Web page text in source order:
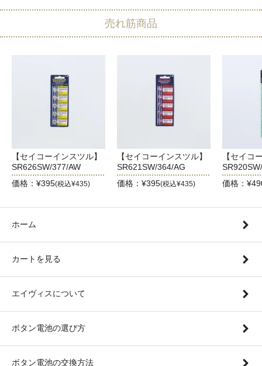
売れ筋商品
【セイコーインスツル】
SR626SW/377/AW
価格：¥395(税込¥435)
【セイコーインスツル】
SR621SW/364/AG
価格：¥395(税込¥435)
【セイコ
価格：
ホーム
カートを見る
エイヴィスについて
ボタン電池の選び方
ボタン電池の交換方法